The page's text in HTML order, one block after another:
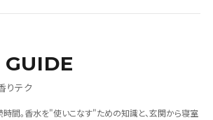
りテク
時間。香水を"使いこなす"ための知識と、玄関から寝室